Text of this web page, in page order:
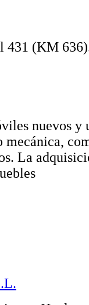
431 (KM 636)
nuevos y
La